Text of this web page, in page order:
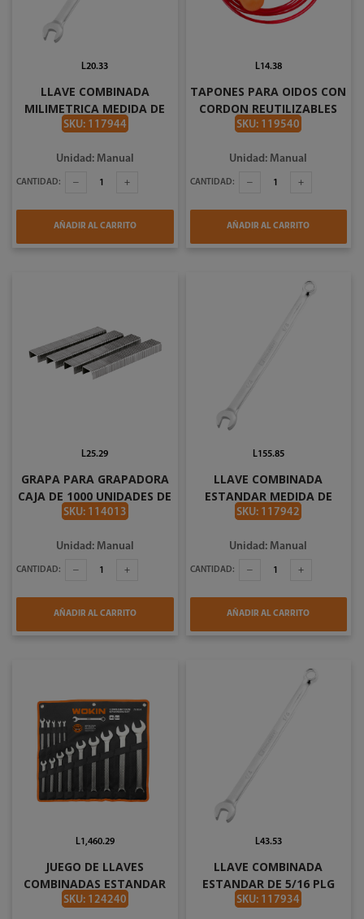
LLAVE COMBINADA
MILIMETRICA MEDIDA DE
6MM TOOLCRAFT
SKU: 117944
L20.33
Unidad: Manual
CANTIDAD:
AÑADIR AL CARRITO
TAPONES PARA OIDOS CON
CORDON REUTILIZABLES
TOOLCRAFT TC1806
SKU: 119540
L14.38
Unidad: Manual
CANTIDAD:
AÑADIR AL CARRITO
GRAPA PARA GRAPADORA
CAJA DE 1000 UNIDADES DE
1/4 PLG T21 TOOLCRAFT
SKU: 114013
L25.29
Unidad: Manual
CANTIDAD:
AÑADIR AL CARRITO
LLAVE COMBINADA
ESTANDAR MEDIDA DE
15/16 PLG TOOLCRAFT
SKU: 117942
L155.85
Unidad: Manual
CANTIDAD:
AÑADIR AL CARRITO
JUEGO DE LLAVES
COMBINADAS ESTANDAR
14 PIEZAS WOKIN 150814
SKU: 124240
L1,460.29
LLAVE COMBINADA
ESTANDAR DE 5/16 PLG
TOOLCRAFT TC3837
SKU: 117934
L43.53